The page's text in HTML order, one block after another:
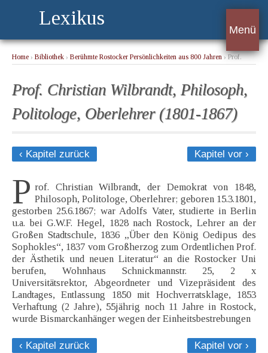
Lexikus
Menü
Home › Bibliothek › Berühmte Rostocker Persönlichkeiten aus 800 Jahren › Prof.
Prof. Christian Wilbrandt, Philosoph,
Politologe, Oberlehrer (1801-1867)
‹ Kapitel zurück Kapitel vor ›
P rof. Christian Wilbrandt, der Demokrat von 1848,
Philosoph, Politologe, Oberlehrer; geboren 15.3.1801,
gestorben 25.6.1867; war Adolfs Vater, studierte in Berlin
u.a. bei G.W.F. Hegel, 1828 nach Rostock, Lehrer an der
Großen Stadtschule, 1836 „Über den König Oedipus des
Sophokles“, 1837 vom Großherzog zum Ordentlichen Prof.
der Ästhetik und neuen Literatur“ an die Rostocker Uni
berufen, Wohnhaus Schnickmannstr. 25, 2 x
Universitätsrektor, Abgeordneter und Vizepräsident des
Landtages, Entlassung 1850 mit Hochverratsklage, 1853
Verhaftung (2 Jahre), 55jährig noch 11 Jahre in Rostock,
wurde Bismarckanhänger wegen der Einheitsbestrebungen
‹ Kapitel zurück
Kapitel vor ›